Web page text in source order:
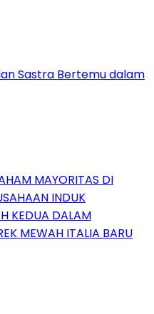
Sastra Bertemu dalam
MAYORITAS DI
INDUK
KEDUA DALAM
MEWAH ITALIA BARU